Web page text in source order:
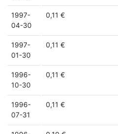
1997-
04-30
0,11 €
1997-
01-30
0,11 €
1996-
10-30
0,11 €
1996-
07-31
0,11 €